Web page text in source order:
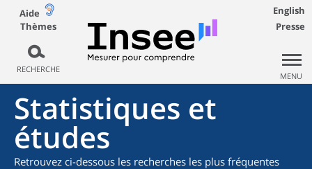
Aide
Thèmes
RECHERCHE
English
Presse
MENU
Statistiques et
études
Retrouvez ci-dessous les recherches les plus fréquentes